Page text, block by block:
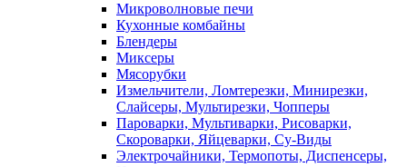
Микроволновые печи
Кухонные комбайны
Блендеры
Миксеры
Мясорубки
Измельчители, Ломтерезки, Минирезки,
Слайсеры, Мультирезки, Чопперы
Пароварки, Мультиварки, Рисоварки,
Скороварки, Яйцеварки, Су-Виды
Электрочайники, Термопоты, Диспенсеры,